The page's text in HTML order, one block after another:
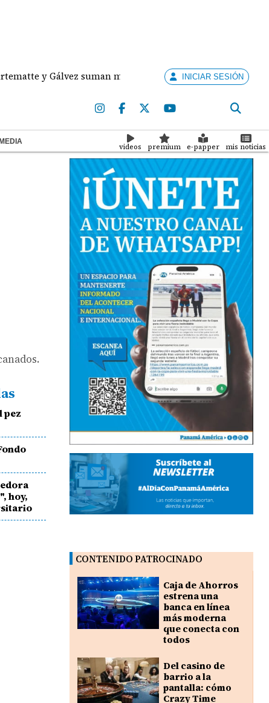
y Gálvez suman medallas de plata y bronce para Panamá
INICIAR SESIÓN
videos premium e-papper mis noticias
pez
hoy,
CONTENIDO PATROCINADO
Caja de Ahorros
estrena una
banca en línea
más moderna
que conecta con
todos
Del casino de
barrio a la
pantalla: cómo
Crazy Time